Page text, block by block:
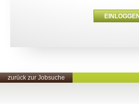
zurück zur Jobsuche